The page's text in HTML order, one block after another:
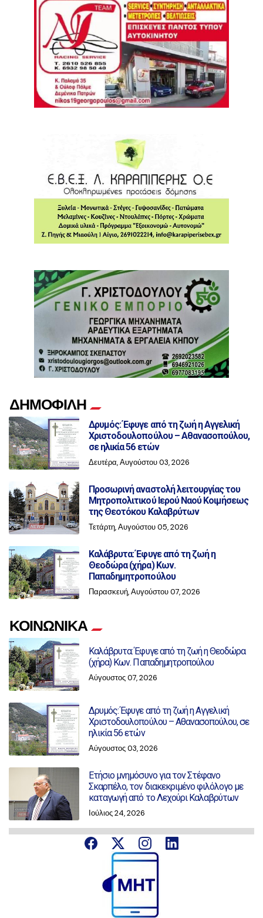
ΔΗΜΟΦΙΛΗ
Δρυμός: Έφυγε από τη ζωή η Αγγελική
Χριστοδουλοπούλου – Αθανασοπούλου,
σε ηλικία 56 ετών
Δευτέρα, Αυγούστου 03, 2026
Προσωρινή αναστολή λειτουργίας του
Μητροπολιτικού Ιερού Ναού Κοιμήσεως
της Θεοτόκου Καλαβρύτων
Τετάρτη, Αυγούστου 05, 2026
Καλάβρυτα: Έφυγε από τη ζωή η
Θεοδώρα (χήρα) Κων.
Παπαδημητροπούλου
Παρασκευή, Αυγούστου 07, 2026
ΚΟΙΝΩΝΙΚΑ
Καλάβρυτα: Έφυγε από τη ζωή η Θεοδώρα
(χήρα) Κων. Παπαδημητροπούλου
Αύγουστος 07, 2026
Δρυμός: Έφυγε από τη ζωή η Αγγελική
Χριστοδουλοπούλου – Αθανασοπούλου, σε
ηλικία 56 ετών
Αύγουστος 03, 2026
Ετήσιο μνημόσυνο για τον Στέφανο
Σκαρπέλο, τον διακεκριμένο φιλόλογο με
καταγωγή από το Λεχούρι Καλαβρύτων
Ιούλιος 24, 2026